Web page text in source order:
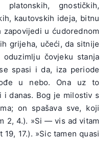
gnostičkih,
kautovskih ideja, bitnu
u ćudorednom
grijeha, učeći, da sitnije
čovjeku stanja
spasi i da, iza periode
u nebo. Ona uz to
i danas. Bog je milostiv s
on spašava sve, koji
2, 4.). »Si — vis ad vitam
17.). »Sic tamen quasi